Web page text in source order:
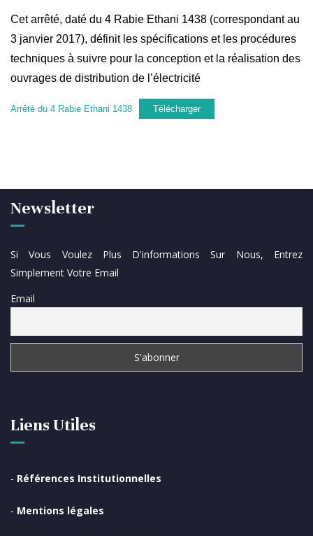
Cet arrêté, daté du 4 Rabie Ethani 1438 (correspondant au
3 janvier 2017), définit les spécifications et les procédures
techniques à suivre pour la conception et la réalisation des
ouvrages de distribution de l’électricité
Arrêté du 4 Rabie Ethani 1438 Télécharger
Liens Utiles
- Références Institutionnelles
- Mentions légales
Newsletter
Si Vous Voulez Plus D'informations Sur Nous, Entrez
Simplement Votre Email
Email